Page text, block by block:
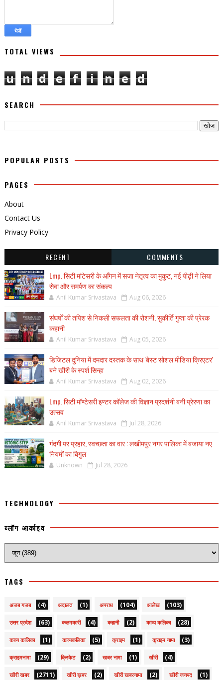
TOTAL VIEWS
u n d e f i n e d
SEARCH
POPULAR POSTS
PAGES
About
Contact Us
Privacy Policy
RECENT
COMMENTS
Lmp. सिटी मांटेसरी के आँगन में सजा नेतृत्व का मुकुट, नई पीढ़ी ने लिया
सेवा और समर्पण का संकल्प
Anil Kumar Srivastava Aug 06, 2026
संघर्षों की तपिश से निकली सफलता की रोशनी, सुकीर्ति गुप्ता की प्रेरक
कहानी
Anil Kumar Srivastava Aug 05, 2026
डिजिटल दुनिया में दमदार दस्तक के साथ 'बेस्ट सोशल मीडिया क्रिएटर'
बने खीरी के स्पर्श सिन्हा
Anil Kumar Srivastava Aug 02, 2026
Lmp. सिटी मॉण्टेसरी इण्टर कॉलेज की विज्ञान प्रदर्शनी बनी प्रेरणा का
उत्सव
Anil Kumar Srivastava Jul 28, 2026
गंदगी पर प्रहार, स्वच्छता का वार : लखीमपुर नगर पालिका में बजाया नए
नियमों का बिगुल
Unknown Jul 28, 2026
TECHNOLOGY
ब्लॉग आर्काइव
TAGS
अजब गजब (4) अदालत (1) अपराध (104) आलेख (103)
उत्तर प्रदेश (63) कलमकारी (4) कहानी (2) काव्य कलिका (28)
काव्य कालिका (1) काव्यकलिका (5) क्राइम (1) क्राइम नामा (3)
क्राइमनामा (29) क्रिकेट (2) खबर नामा (1) खीरी (4)
खीरी खबर (2711) खीरी ख़बर (2) खीरी खबरनामा (2) खीरी जनपद (1)